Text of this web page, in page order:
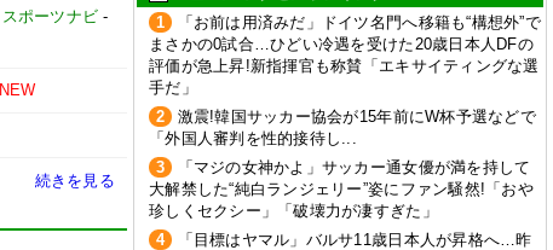
スポーツナビ -
NEW
続きを見る
1
「お前は用済みだ」ドイツ名門へ移籍も“構想外”で
まさかの0試合…ひどい冷遇を受けた20歳日本人DFの
評価が急上昇!新指揮官も称賛「エキサイティングな選
手だ」
2
激震!韓国サッカー協会が15年前にW杯予選などで
「外国人審判を性的接待し...
3
「マジの女神かよ」サッカー通女優が満を持して
大解禁した“純白ランジェリー”姿にファン騒然!「おや
珍しくセクシー」「破壊力が凄すぎた」
4
「目標はヤマル」バルサ11歳日本人が昇格へ…昨